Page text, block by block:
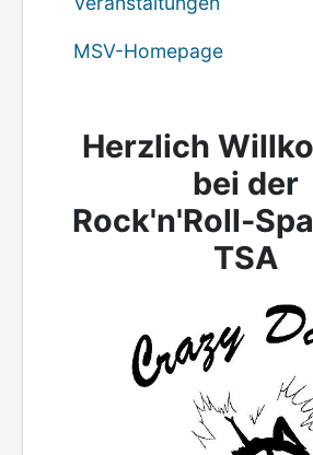
MSV-Homepage
Herzlich
bei der
Rock'n'Roll-
TSA